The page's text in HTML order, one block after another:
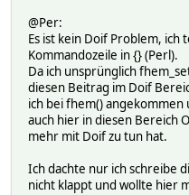
@Per:
Es ist kein Doif Problem,
Kommandozeile in {} (Perl).
Da ich unsprünglich
diesen Beitrag im Doif
ich bei fhem() angekommen
auch hier in diesen Bereich
mehr mit Doif zu tun hat.
Ich dachte nur ich schreibe
nicht klappt und wollte hier